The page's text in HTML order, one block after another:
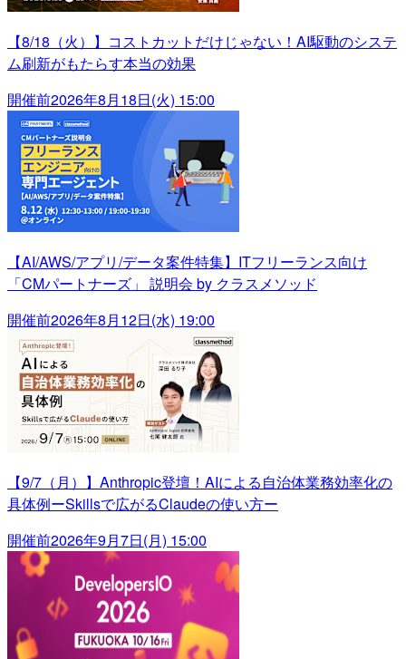
【8/18（火）】コストカットだけじゃない！AI駆動のシステ
ム刷新がもたらす本当の効果
開催前2026年8月18日(火) 15:00
【AI/AWS/アプリ/データ案件特集】ITフリーランス向け
「CMパートナーズ」 説明会 by クラスメソッド
開催前2026年8月12日(水) 19:00
【9/7（月）】Anthropic登壇！AIによる自治体業務効率化の
具体例ーSkillsで広がるClaudeの使い方ー
開催前2026年9月7日(月) 15:00